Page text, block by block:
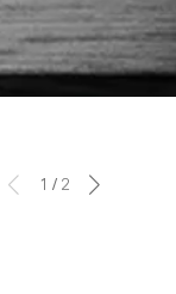
1 / 2